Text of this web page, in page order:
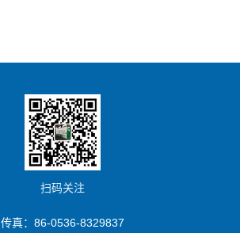
扫码关注
传真：86-0536-8329837